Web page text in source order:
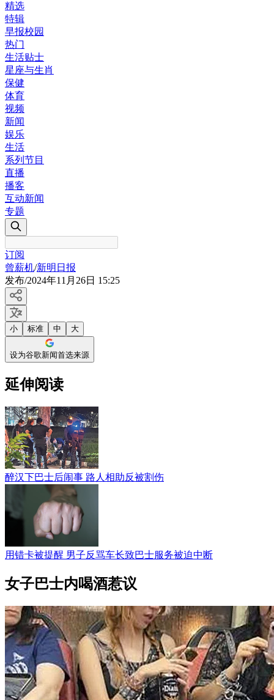
精选
特辑
早报校园
热门
生活贴士
星座与生肖
保健
体育
视频
新闻
娱乐
生活
系列节目
直播
播客
互动新闻
专题
订阅
曾薪机/新明日报
发布/2024年11月26日 15:25
小 标准 中 大
设为谷歌新闻首选来源
延伸阅读
醉汉下巴士后闹事 路人相助反被割伤
用错卡被提醒 男子反骂车长致巴士服务被迫中断
女子巴士内喝酒惹议